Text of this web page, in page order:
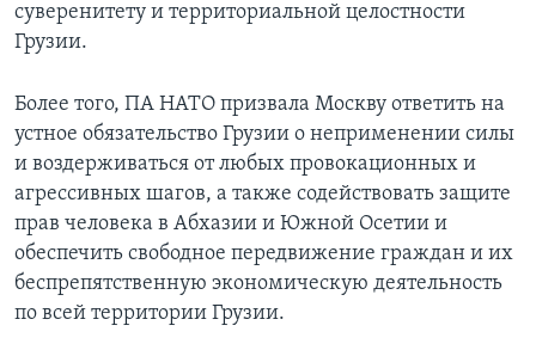
суверенитету и территориальной целостности
Грузии.
Более того, ПА НАТО призвала Москву ответить на
устное обязательство Грузии о неприменении силы
и воздерживаться от любых провокационных и
агрессивных шагов, а также содействовать защите
прав человека в Абхазии и Южной Осетии и
обеспечить свободное передвижение граждан и их
беспрепятственную экономическую деятельность
по всей территории Грузии.